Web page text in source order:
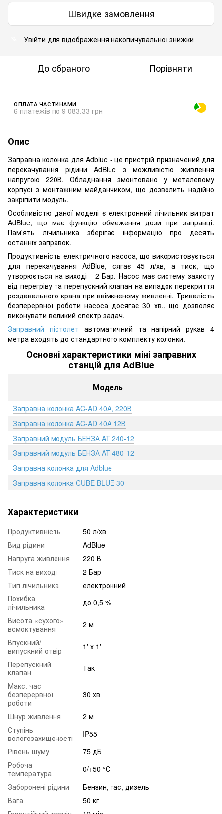
Швидке замовлення
Увійти для відображення накопичувальної знижки
До обраного Порівняти
ОПЛАТА ЧАСТИНАМИ
6 платежів по 9 083.33 грн
Опис
Заправна колонка для Adblue - це пристрій призначений для
перекачування рідини AdBlue з можливістю живлення
напругою 220В. Обладнання змонтовано у металевому
корпусі з монтажним майданчиком, що дозволить надійно
закріпити модуль.
Особливістю даної моделі є електронний лічильник витрат
AdBlue, що має функцію обмеження дози при заправці.
Пам'ять лічильника зберігає інформацію про десять
останніх заправок.
Продуктивність електричного насоса, що використовується
для перекачування AdBlue, сягає 45 л/хв, а тиск, що
утворюється на виході - 2 Бар. Насос має систему захисту
від перегріву та перепускний клапан на випадок перекриття
роздавального крана при ввімкненому живленні. Тривалість
безперервної роботи насоса досягає 30 хв., що дозволяє
виконувати великий спектр задач.
Заправний пістолет автоматичний та напірний рукав 4
метра входять до стандартного комплекту колонки.
Основні характеристики міні заправних
станцій для AdBlue
Модель
Заправна колонка AC-AD 40A, 220В
Заправна колонка AC-AD 40A 12В
Заправний модуль БЕНЗА AT 240-12
Заправний модуль БЕНЗА AT 480-12
Заправна колонка для Adblue
Заправна колонка CUBE BLUE 30
Характеристики
Продуктивність
50 л/хв
Вид рідини
AdBlue
Напруга живлення
220 В
Тиск на виході
2 Бар
Тип лічильника
електронний
Похибка
лічильника
до 0,5 %
Висота «сухого»
всмоктування
2 м
Впускний/
випускний отвір
1' x 1'
Перепускний
клапан
Так
Макс. час
безперервної
роботи
30 хв
Шнур живлення
2 м
Ступінь
вологозахищеності
IP55
Рівень шуму
75 дБ
Робоча
температура
0/+50 °С
Заборонені рідини
Бензин, гас, дизель
Вага
50 кг